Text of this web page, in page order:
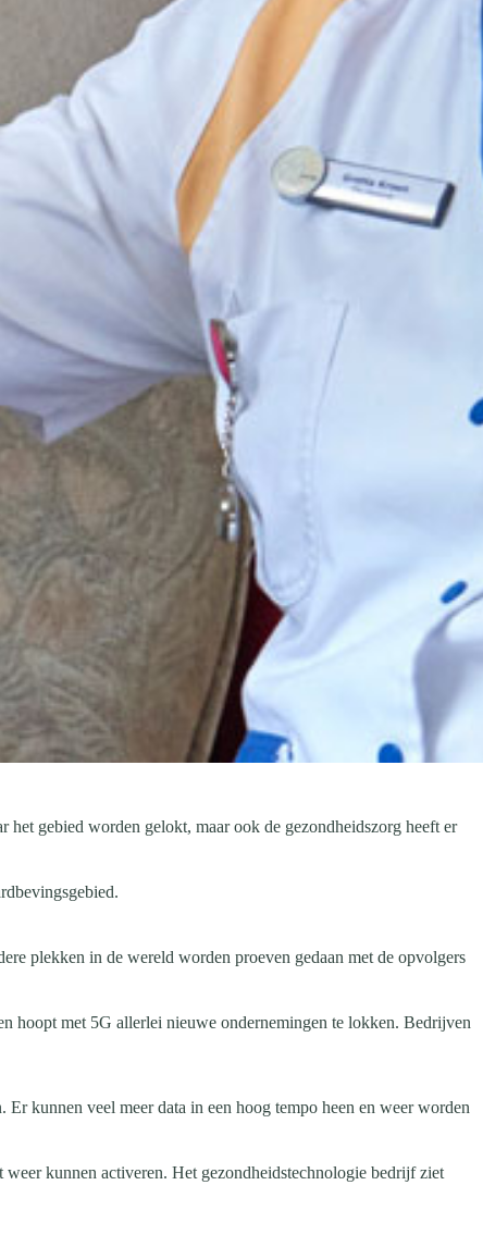
gebied worden gelokt, maar ook de gezondheidszorg heeft er
plekken in de wereld worden proeven gedaan met de opvolgers
hoopt met 5G allerlei nieuwe ondernemingen te lokken. Bedrijven
kunnen veel meer data in een hoog tempo heen en weer worden
kunnen activeren. Het gezondheidstechnologie bedrijf ziet